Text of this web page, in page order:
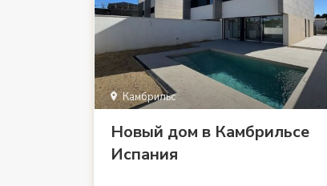
Камбрильс
Новый дом в Камбрильсе
Испания